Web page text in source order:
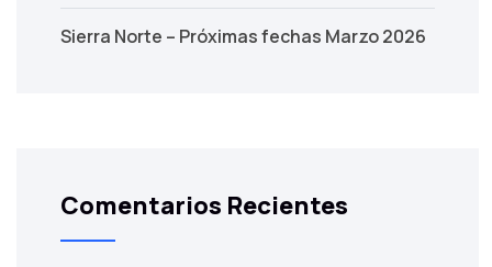
Sierra Norte – Próximas fechas Marzo 2026
Comentarios Recientes